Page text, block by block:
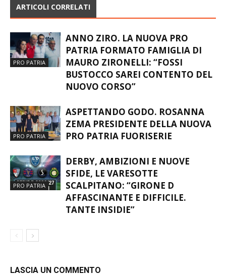
ARTICOLI CORRELATI
PRO PATRIA
ANNO ZIRO. LA NUOVA PRO
PATRIA FORMATO FAMIGLIA DI
MAURO ZIRONELLI: “FOSSI
BUSTOCCO SAREI CONTENTO DEL
NUOVO CORSO”
PRO PATRIA
ASPETTANDO GODO. ROSANNA
ZEMA PRESIDENTE DELLA NUOVA
PRO PATRIA FUORISERIE
PRO PATRIA
DERBY, AMBIZIONI E NUOVE
SFIDE, LE VARESOTTE
SCALPITANO: “GIRONE D
AFFASCINANTE E DIFFICILE.
TANTE INSIDIE”
LASCIA UN COMMENTO